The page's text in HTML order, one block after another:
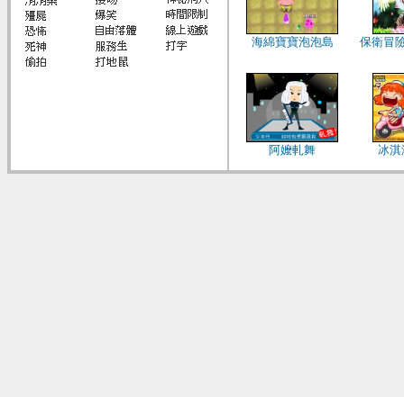
海綿寶寶泡泡島 保衛冒
阿嬤軋舞 冰淇